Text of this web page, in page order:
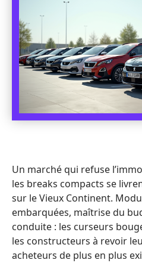
Un marché qui refuse
les breaks compacts se
sur le Vieux Continent.
embarquées, maîtrise du
conduite : les curseurs
les constructeurs à revoir
acheteurs de plus en plus